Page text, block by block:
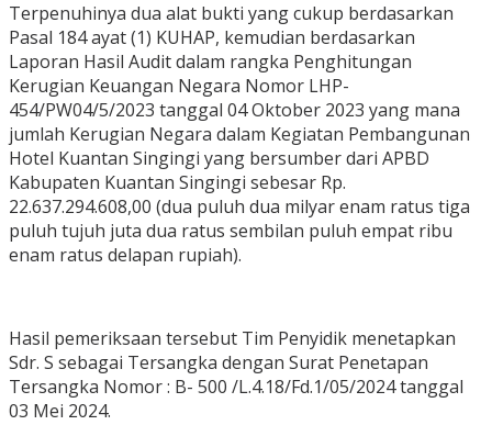
Terpenuhinya dua alat bukti yang cukup berdasarkan
Pasal 184 ayat (1) KUHAP, kemudian berdasarkan
Laporan Hasil Audit dalam rangka Penghitungan
Kerugian Keuangan Negara Nomor LHP-
454/PW04/5/2023 tanggal 04 Oktober 2023 yang mana
jumlah Kerugian Negara dalam Kegiatan Pembangunan
Hotel Kuantan Singingi yang bersumber dari APBD
Kabupaten Kuantan Singingi sebesar Rp.
22.637.294.608,00 (dua puluh dua milyar enam ratus tiga
puluh tujuh juta dua ratus sembilan puluh empat ribu
enam ratus delapan rupiah).
Hasil pemeriksaan tersebut Tim Penyidik menetapkan
Sdr. S sebagai Tersangka dengan Surat Penetapan
Tersangka Nomor : B- 500 /L.4.18/Fd.1/05/2024 tanggal
03 Mei 2024.